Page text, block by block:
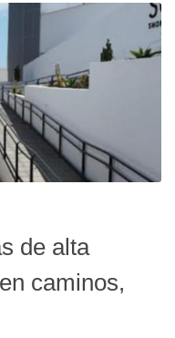
de alta
caminos,